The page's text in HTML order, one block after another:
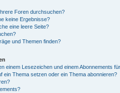
Foren durchsuchen?
keine Ergebnisse?
eine leere Seite?
und Themen finden?
einem Lesezeichen und einem Abonnements
ein Thema setzen oder ein Thema abonnieren?